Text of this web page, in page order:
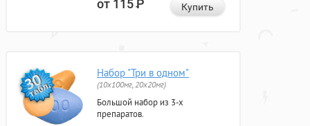
от 115Р Купить
Набор "Три в одном"
(10x100мг, 20x20мг)
Большой набор из 3-х
препаратов.